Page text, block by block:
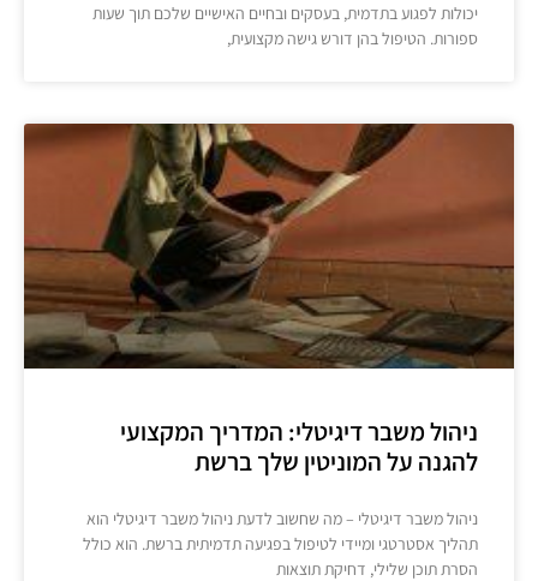
יכולות לפגוע בתדמית, בעסקים ובחיים האישיים שלכם תוך שעות
ספורות. הטיפול בהן דורש גישה מקצועית,
ניהול משבר דיגיטלי: המדריך המקצועי
להגנה על המוניטין שלך ברשת
ניהול משבר דיגיטלי – מה שחשוב לדעת ניהול משבר דיגיטלי הוא
תהליך אסטרטגי ומיידי לטיפול בפגיעה תדמיתית ברשת. הוא כולל
הסרת תוכן שלילי, דחיקת תוצאות